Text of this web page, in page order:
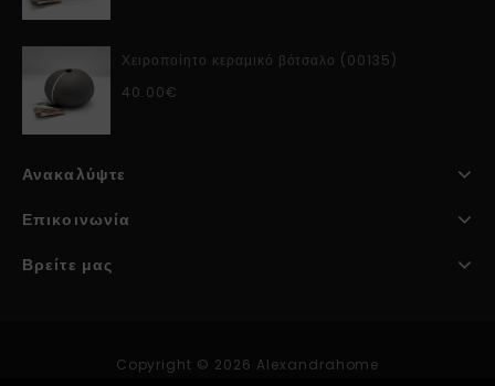
Χειροποίητο κεραμικό βότσαλο (00135)
40.00€
Ανακαλύψτε
Επικοινωνία
Βρείτε μας
Copyright © 2026 Alexandrahome